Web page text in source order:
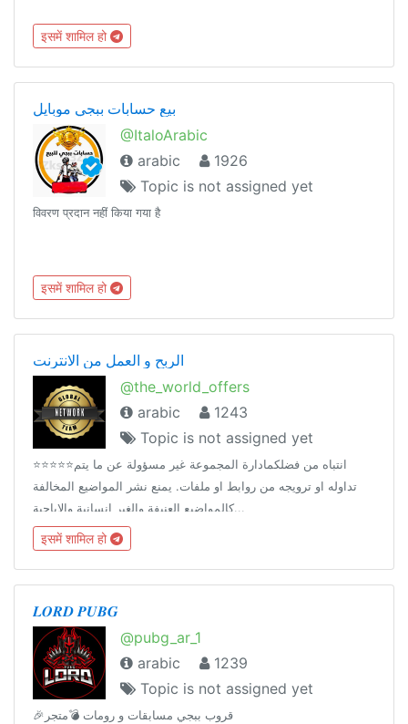
इसमें शामिल हो
بيع حسابات ببجي موبايل
@ItaloArabic
arabic
1926
Topic is not assigned yet
विवरण प्रदान नहीं किया गया है
इसमें शामिल हो
الربح و العمل من الانترنت
@the_world_offers
arabic
1243
Topic is not assigned yet
⭐️⭐️⭐️⭐️⭐️انتباه من فضلكمادارة المجموعة غير مسؤولة عن ما يتم
تداوله او ترويجه من روابط او ملفات. يمنع نشر المواضيع المخالفة
كالمواضيع العنيفة والغير انسانية والاباحية...
इसमें शामिल हो
𝑳𝑶𝑹𝑫 𝑷𝑼𝑩𝑮
@pubg_ar_1
arabic
1239
Topic is not assigned yet
🎉قروب ببجي مسابقات و رومات 💣متجر